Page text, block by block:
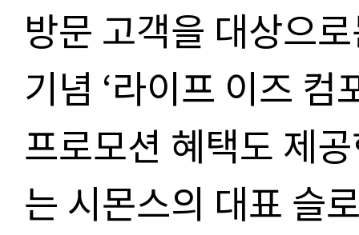
방문 고객을 대상으
기념 ‘라이프 이즈
프로모션 혜택도 제
는 시몬스의 대표 슬